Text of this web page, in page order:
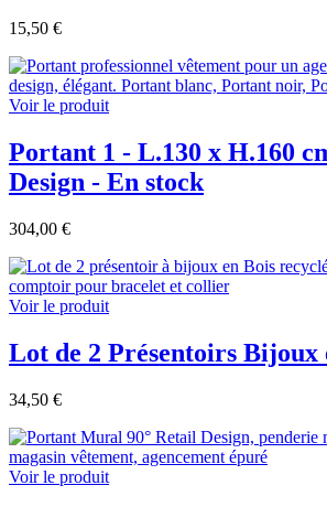
15,50 €
Voir le produit
Portant 1 - L.130 x H.160
Design - En stock
304,00 €
Voir le produit
Lot de 2 Présentoirs Bijoux
34,50 €
Voir le produit